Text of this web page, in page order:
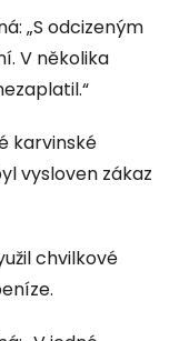
„S odcizeným
V několika
karvinské
vysloven zákaz
chvilkové